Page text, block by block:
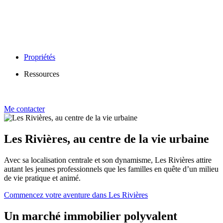
Propriétés
Ressources
Me contacter
Les Rivières, au centre de la vie urbaine
Avec sa localisation centrale et son dynamisme, Les Rivières attire
autant les jeunes professionnels que les familles en quête d’un milieu
de vie pratique et animé.
Commencez votre aventure dans Les Rivières
Un marché immobilier polyvalent